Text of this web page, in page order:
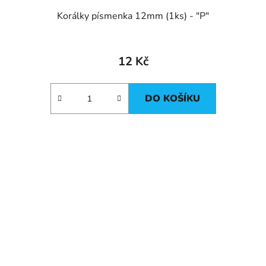
Korálky písmenka 12mm (1ks) - "P"
12 Kč
DO KOŠÍKU